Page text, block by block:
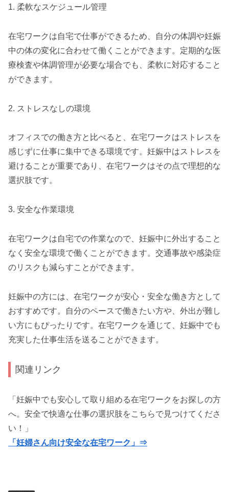
1. 柔軟なスケジュール管理
在宅ワークは自宅で仕事ができるため、自分の体調や妊娠
中の体の変化に合わせて働くことができます。定期的な医
療検査や体調管理が必要な場合でも、柔軟に対応すること
ができます。
2. ストレスなしの環境
オフィスでの働き方と比べると、在宅ワークはストレスを
感じずに仕事に集中できる環境です。妊娠中はストレスを
避けることが重要であり、在宅ワークはその点で理想的な
選択肢です。
3. 安全な作業環境
在宅ワークは自宅での作業なので、妊娠中に外出すること
なく安全な環境で働くことができます。交通事故や感染症
のリスクも減らすことができます。
妊娠中の方には、在宅ワークが安心・安全な働き方として
おすすめです。自分のペースで働きたい方や、外出が難し
い方にもぴったりです。在宅ワークを通じて、妊娠中でも
充実した仕事生活を送ることができます。
関連リンク
「妊娠中でも安心して取り組める在宅ワークをお探しの方
へ。安全で快適な仕事の選択肢をこちらで見つけてくださ
い！」
「妊婦さん向け安全な在宅ワーク」⇒